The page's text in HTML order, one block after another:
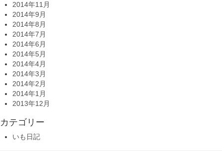
2014年11月
2014年9月
2014年8月
2014年7月
2014年6月
2014年5月
2014年4月
2014年3月
2014年2月
2014年1月
2013年12月
カテゴリー
いも日記